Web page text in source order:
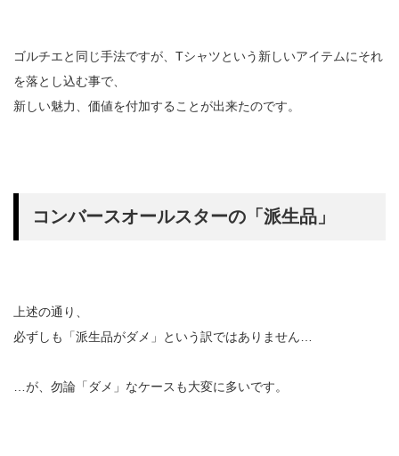
ゴルチエと同じ手法ですが、Tシャツという新しいアイテムにそれ
を落とし込む事で、
新しい魅力、価値を付加することが出来たのです。
コンバースオールスターの「派生品」
上述の通り、
必ずしも「派生品がダメ」という訳ではありません…
…が、勿論「ダメ」なケースも大変に多いです。